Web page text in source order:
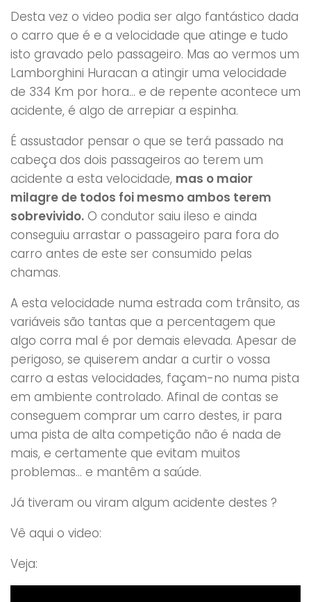
Desta vez o video podia ser algo fantástico dada
o carro que é e a velocidade que atinge e tudo
isto gravado pelo passageiro. Mas ao vermos um
Lamborghini Huracan a atingir uma velocidade
de 334 Km por hora… e de repente acontece um
acidente, é algo de arrepiar a espinha.
É assustador pensar o que se terá passado na
cabeça dos dois passageiros ao terem um
acidente a esta velocidade, mas o maior
milagre de todos foi mesmo ambos terem
sobrevivido. O condutor saiu ileso e ainda
conseguiu arrastar o passageiro para fora do
carro antes de este ser consumido pelas
chamas.
A esta velocidade numa estrada com trânsito, as
variáveis são tantas que a percentagem que
algo corra mal é por demais elevada. Apesar de
perigoso, se quiserem andar a curtir o vossa
carro a estas velocidades, façam-no numa pista
em ambiente controlado. Afinal de contas se
conseguem comprar um carro destes, ir para
uma pista de alta competição não é nada de
mais, e certamente que evitam muitos
problemas… e mantêm a saúde.
Já tiveram ou viram algum acidente destes ?
Vê aqui o video:
Veja: